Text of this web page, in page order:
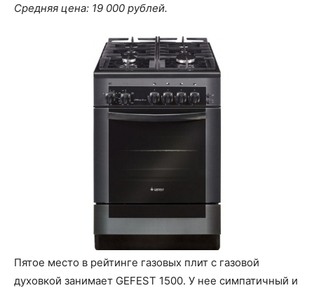
Средняя цена: 19 000 рублей.
Пятое место в рейтинге газовых плит с газовой
духовкой занимает GEFEST 1500. У нее симпатичный и